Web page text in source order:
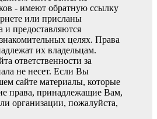
- имеют обратную ссылку
или присланы
и предоставляются
целях. Права
их владельцам.
ответственности за
не несет. Если Вы
сайте материалы, которые
права, принадлежащие Вам,
организации, пожалуйста,